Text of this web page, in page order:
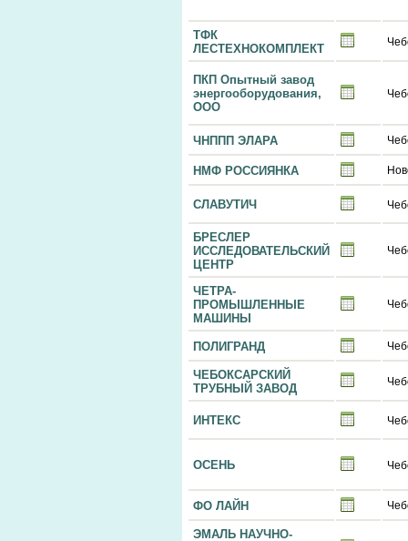
ТФК
ЛЕСТЕХНОКОМПЛЕКТ
ПКП Опытный завод
энергооборудования,
ООО
ЧНППП ЭЛАРА
НМФ РОССИЯНКА
СЛАВУТИЧ
БРЕСЛЕР
ИССЛЕДОВАТЕЛЬСКИЙ
ЦЕНТР
ЧЕТРА-
ПРОМЫШЛЕННЫЕ
МАШИНЫ
ПОЛИГРАНД
ЧЕБОКСАРСКИЙ
ТРУБНЫЙ ЗАВОД
ИНТЕКС
ОСЕНЬ
ФО ЛАЙН
ЭМАЛЬ НАУЧНО-